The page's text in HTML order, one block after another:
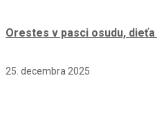
Orestes v pasci osudu,
25. decembra 2025